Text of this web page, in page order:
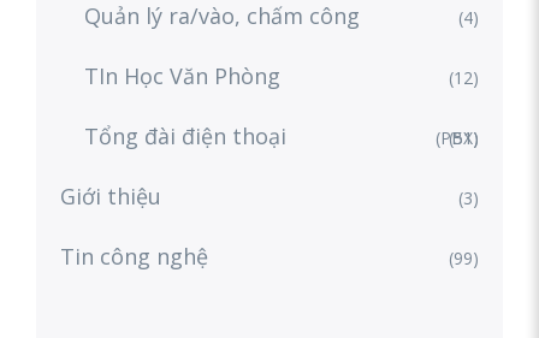
Quản lý ra/vào, chấm công (4)
TIn Học Văn Phòng (12)
Tổng đài điện thoại (PBX)
(51)
Giới thiệu (3)
Tin công nghệ (99)